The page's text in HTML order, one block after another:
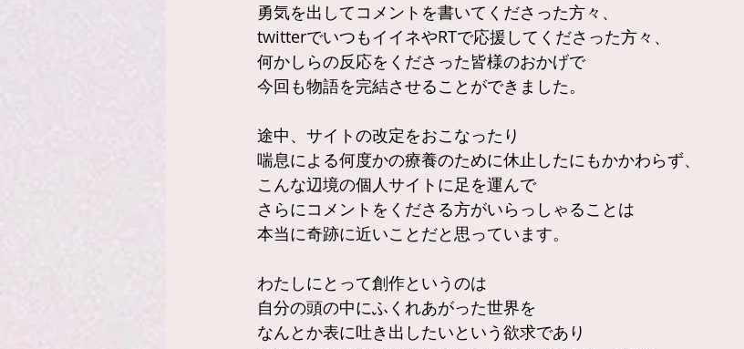
勇気を出してコメントを書いてくださった方々、
twitterでいつもイイネやRTで応援してくださった方々、
何かしらの反応をくださった皆様のおかげで
今回も物語を完結させることができました。
途中、サイトの改定をおこなったり
喘息による何度かの療養のために休止したにもかかわらず、
こんな辺境の個人サイトに足を運んで
さらにコメントをくださる方がいらっしゃることは
本当に奇跡に近いことだと思っています。
わたしにとって創作というのは
自分の頭の中にふくれあがった世界を
なんとか表に吐き出したいという欲求であり